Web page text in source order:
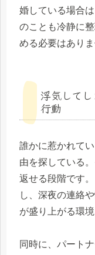
婚している場合
のことも冷静に
める必要はありま
浮気して
行動
誰かに惹かれて
由を探している
返せる段階です
し、深夜の連絡
が盛り上がる環
同時に、パート